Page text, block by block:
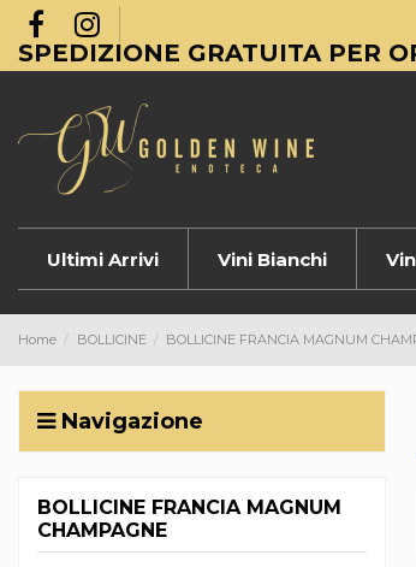
SPEDIZIONE GRATUITA PER
Ultimi Arrivi Vini Bianchi
Home BOLLICINE BOLLICINE FRANCIA MAGNUM
Navigazione
BOLLICINE FRANCIA MAGNUM
CHAMPAGNE